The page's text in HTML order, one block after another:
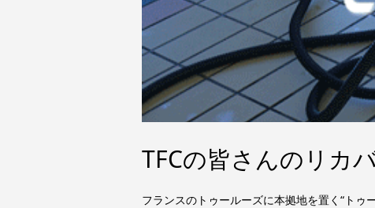
TFCの皆さんのリカ
フランスのトゥールーズに本拠地を置く“ト